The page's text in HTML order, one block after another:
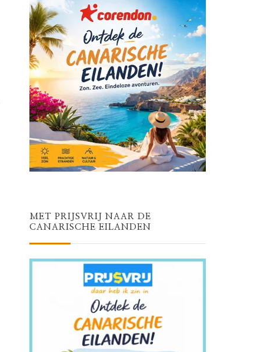
MET PRIJSVRIJ NAAR DE
CANARISCHE EILANDEN